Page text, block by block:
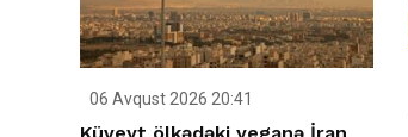
06 Avqust 2026 20:41